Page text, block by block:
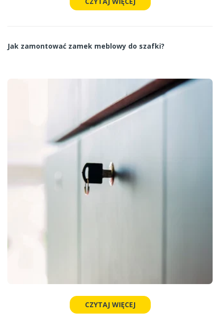
Jak zamontować zamek meblowy do szafki?
CZYTAJ WIĘCEJ